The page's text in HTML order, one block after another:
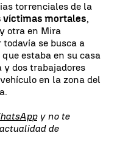
torrenciales de la
víctimas mortales,
otra en Mira
se busca a
estaba en su casa
y dos trabajadores
en la zona del
y no te
de